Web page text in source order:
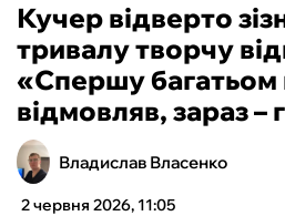
БОКС
ХОКЕЙ
ТЕНІС
Кучер відверто
тривалу творчу
«‎Спершу багатьом
відмовляв, зараз –
Владислав Власенко
2 червня 2026, 11:05